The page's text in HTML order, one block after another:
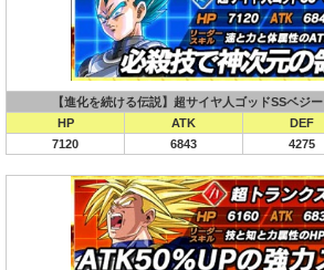
【進化を続ける伝説】超サイヤ人ゴッドSSベジ
HP
ATK DEF
7120
6843 4275